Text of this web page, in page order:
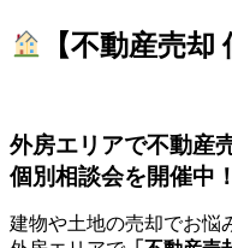
【不動産売却
外房エリアで不動産
個別相談会を開催中！
建物や土地の売却でお悩